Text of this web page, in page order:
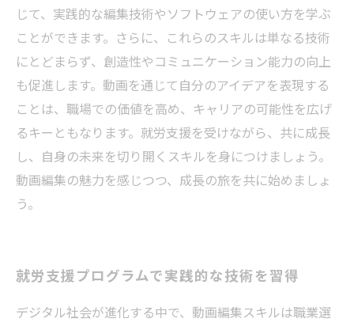
じて、実践的な編集技術やソフトウェアの使い方を学ぶ
ことができます。さらに、これらのスキルは単なる技術
にとどまらず、創造性やコミュニケーション能力の向上
も促進します。動画を通じて自分のアイデアを表現する
ことは、職場での価値を高め、キャリアの可能性を広げ
るキーともなります。就労支援を受けながら、共に成長
し、自身の未来を切り開くスキルを身につけましょう。
動画編集の魅力を感じつつ、成長の旅を共に始めましょ
う。
就労支援プログラムで実践的な技術を習得
デジタル社会が進化する中で、動画編集スキルは職業選